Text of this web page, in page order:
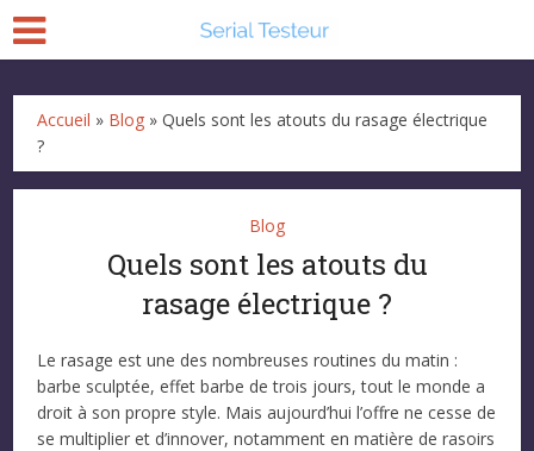
Accueil » Blog »Quels sont les atouts du rasage électrique
?
Blog
Quels sont les atouts du
rasage électrique ?
Le rasage est une des nombreuses routines du matin :
barbe sculptée, effet barbe de trois jours, tout le monde a
droit à son propre style. Mais aujourd’hui l’offre ne cesse de
se multiplier et d’innover, notamment en matière de rasoirs